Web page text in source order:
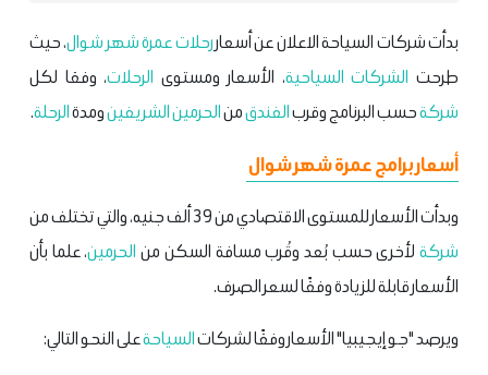
بدأت شركات السياحة الاعلان عن أسعاررحلاتعمرة شهر شوال، حيث
طرحت الشركات السياحية، الأسعار ومستوى الرحلات، وفقا لكل
شركةحسب البرنامج وقربالفندقمنالحرمين الشريفينومدةالرحلة.
أسعار برامج عمرة شهر شوال
وبدأت الأسعار للمستوى الاقتصادي من 39 ألف جنيه، والتي تختلف من
شركةلأخرى حسب بُعد وقُرب مسافة السكن من الحرمين، علما بأن
الأسعار قابلة للزيادة وفقًا لسعر الصرف.
ويرصد "جو إيجيبيا" الأسعار وفقًا لشركاتالسياحةعلى النحو التالي: